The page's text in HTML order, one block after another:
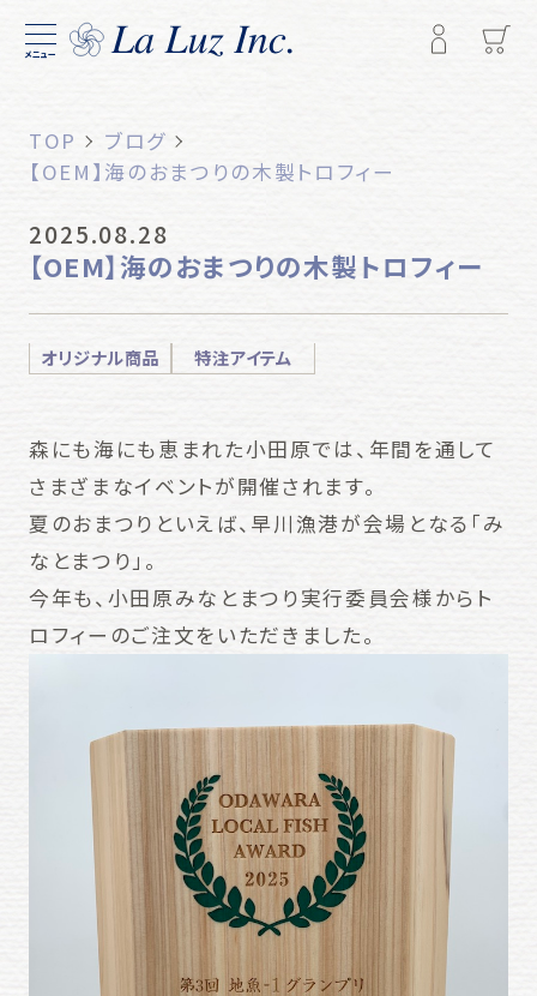
メニュー
TOP
ブログ
【OEM】海のおまつりの木製トロフィー
2025.08.28
【OEM】海のおまつりの木製トロフィー
オリジナル商品 特注アイテム
森にも海にも恵まれた小田原では、年間を通して
さまざまなイベントが開催されます。
夏のおまつりといえば、早川漁港が会場となる「み
なとまつり」。
今年も、小田原みなとまつり実行委員会様からト
ロフィーのご注文をいただきました。